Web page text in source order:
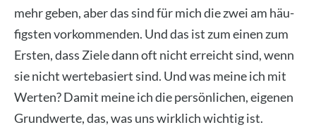
mehr geben, aber das sind für mich die zwei am häu­
figs­ten vor­kom­men­den. Und das ist zum einen zum
Ers­ten, dass Zie­le dann oft nicht erreicht sind, wenn
sie nicht wer­te­ba­siert sind. Und was mei­ne ich mit
Wer­ten? Damit mei­ne ich die per­sön­li­chen, eige­nen
Grund­wer­te, das, was uns wirk­lich wich­tig ist.